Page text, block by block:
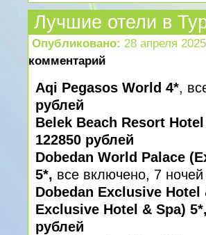
Лучшие отели в
Опубликовано: 28 апреля
комментарий
Aqi Pegasos World 4*,
рублей
Belek Beach Resort Hotel
122850 рублей
Dobedan World Palace
5*, все включено, 7
Dobedan Exclusive Hotel
Exclusive Hotel & Spa) 5*,
рублей